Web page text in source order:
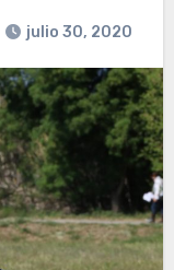
julio 30, 2020